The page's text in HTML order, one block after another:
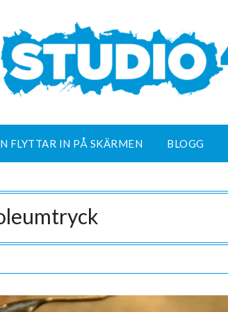
FLYTTAR IN PÅ SKÄRMEN BLOGG